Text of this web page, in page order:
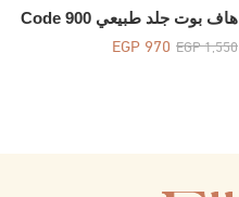
هاف بوت جلد طبيعي Code 900
EGP1,550
EGP970